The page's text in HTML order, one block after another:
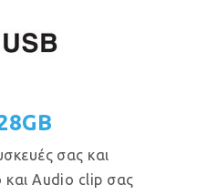
σας και
Audio clip σας